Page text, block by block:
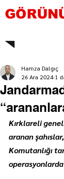
Hamza Dalgıç
26 Ara 2024 1
Kırklareli
aranan
Komutanlığı